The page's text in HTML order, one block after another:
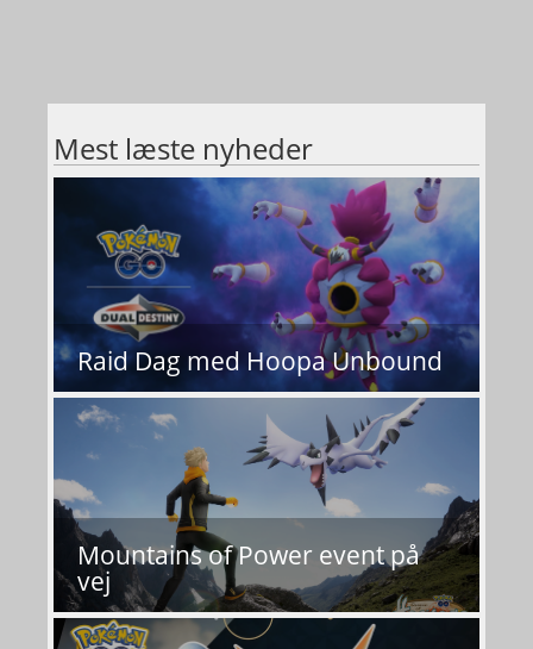
Mest læste nyheder
Raid Dag med Hoopa Unbound
Mountains of Power event på
vej